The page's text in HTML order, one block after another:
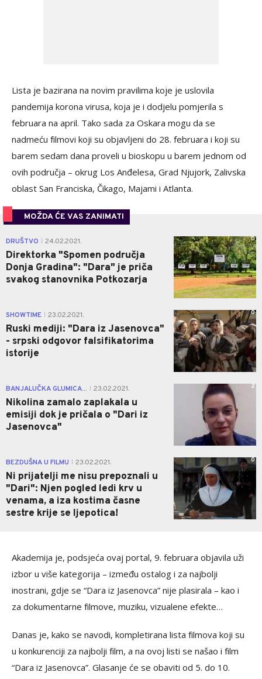
Lista je bazirana na novim pravilima koje je uslovila
pandemija korona virusa, koja je i dodjelu pomjerila s
februara na april. Tako sada za Oskara mogu da se
nadmeću filmovi koji su objavljeni do 28. februara i koji su
barem sedam dana proveli u bioskopu u barem jednom od
ovih područja – okrug Los Anđelesa, Grad Njujork, Zalivska
oblast San Franciska, Čikago, Majami i Atlanta.
MOŽDA ĆE VAS ZANIMATI
DRUŠTVO 24.02.2021.
Direktorka "Spomen područja
Donja Gradina": "Dara" je priča
svakog stanovnika Potkozarja
0
SHOWTIME 23.02.2021.
Ruski mediji: "Dara iz Jasenovca"
- srpski odgovor falsifikatorima
istorije
0
BANJALUČKA GLUMICA... 23.02.2021.
Nikolina zamalo zaplakala u
emisiji dok je pričala o "Dari iz
Jasenovca"
2
BEZDUŠNA U FILMU 23.02.2021.
Ni prijatelji me nisu prepoznali u
"Dari": Njen pogled ledi krv u
venama, a iza kostima časne
sestre krije se ljepotica!
0
Akademija je, podsjeća ovaj portal, 9. februara objavila uži
izbor u više kategorija – između ostalog i za najbolji
inostrani, gdje se “Dara iz Jasenovca” nije plasirala – kao i
za dokumentarne filmove, muziku, vizualene efekte…
Danas je, kako se navodi, kompletirana lista filmova koji su
u konkurenciji za najbolji film, a na ovoj listi se našao i film
“Dara iz Jasenovca”. Glasanje će se obaviti od 5. do 10.